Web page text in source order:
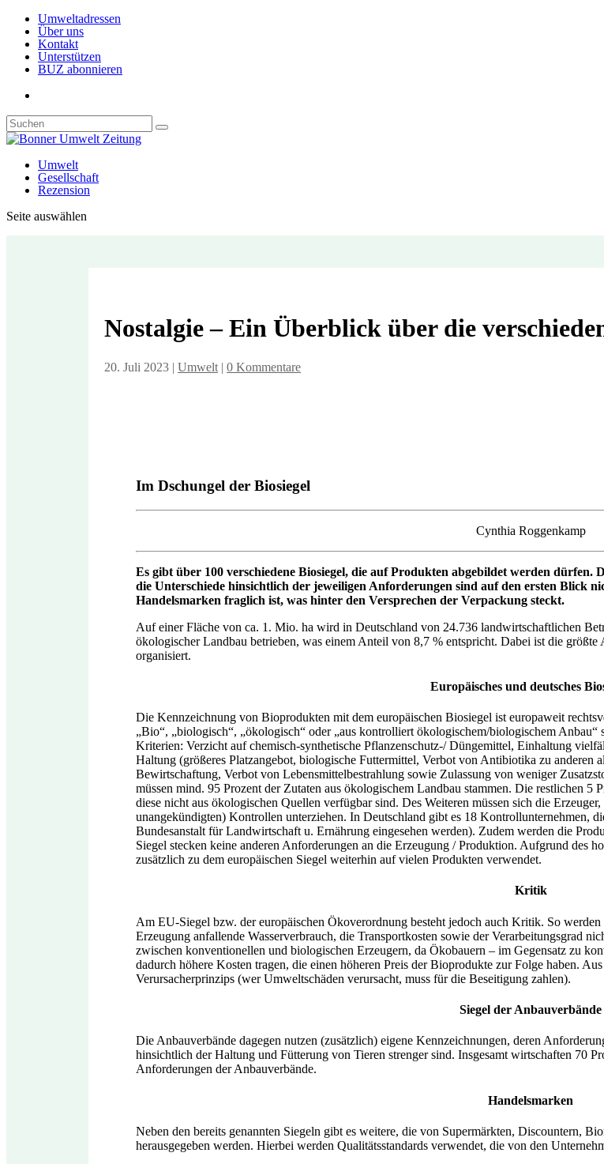
Umweltadressen
Über uns
Kontakt
Unterstützen
BUZ abonnieren
Umwelt
Gesellschaft
Rezension
Seite auswählen
Nostalgie – Ein Überblick über die
20. Juli 2023 | Umwelt | 0 Kommentare
Im Dschungel der Biosiegel
Cynthia Roggenkamp
Es gibt über 100 verschiedene Biosiegel, die auf Produkten abgebildet werden
die Unterschiede hinsichtlich der jeweiligen Anforderungen sind auf den ersten Blick
Handelsmarken fraglich ist, was hinter den Versprechen der Verpackung steckt.
Auf einer Fläche von ca. 1. Mio. ha wird in Deutschland von 24.736 landwirtschaftlichen
ökologischer Landbau betrieben, was einem Anteil von 8,7 % entspricht. Dabei ist die
organisiert.
Europäisches und deutsches
Die Kennzeichnung von Bioprodukten mit dem europäischen Biosiegel ist europaweit
„Bio“, „biologisch“, „ökologisch“ oder „aus kontrolliert ökologischem/biologischem
Kriterien: Verzicht auf chemisch-synthetische Pflanzenschutz-/ Düngemittel, Einhaltung
Haltung (größeres Platzangebot, biologische Futtermittel, Verbot von Antibiotika zu anderen
Bewirtschaftung, Verbot von Lebensmittelbestrahlung sowie Zulassung von weniger
müssen mind. 95 Prozent der Zutaten aus ökologischem Landbau stammen. Die restlichen
diese nicht aus ökologischen Quellen verfügbar sind. Des Weiteren müssen sich die
unangekündigten) Kontrollen unterziehen. In Deutschland gibt es 18 Kontrollunternehmen,
Bundesanstalt für Landwirtschaft u. Ernährung eingesehen werden). Zudem werden die
Siegel stecken keine anderen Anforderungen an die Erzeugung / Produktion. Aufgrund des
zusätzlich zu dem europäischen Siegel weiterhin auf vielen Produkten verwendet.
Kritik
Am EU-Siegel bzw. der europäischen Ökoverordnung besteht jedoch auch Kritik. So
Erzeugung anfallende Wasserverbrauch, die Transportkosten sowie der Verarbeitungsgrad
zwischen konventionellen und biologischen Erzeugern, da Ökobauern – im Gegensatz zu
dadurch höhere Kosten tragen, die einen höheren Preis der Bioprodukte zur Folge haben.
Verursacherprinzips (wer Umweltschäden verursacht, muss für die Beseitigung zahlen).
Siegel der Anbauverbände
Die Anbauverbände dagegen nutzen (zusätzlich) eigene Kennzeichnungen, deren
hinsichtlich der Haltung und Fütterung von Tieren strenger sind. Insgesamt wirtschaften 70
Anforderungen der Anbauverbände.
Handelsmarken
Neben den bereits genannten Siegeln gibt es weitere, die von Supermärkten, Discountern,
herausgegeben werden. Hierbei werden Qualitätsstandards verwendet, die von den